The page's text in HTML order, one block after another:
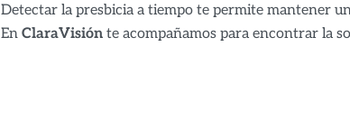
Detectar la presbicia a tiempo te permite mantener
En ClaraVisión te acompañamos para encontrar la